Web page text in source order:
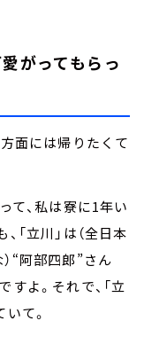
がってもらっ
面には帰りたくて
て、私は寮に1年い
「立川」は（全日本
“阿部四郎”さん
よ。それで、「立
て。